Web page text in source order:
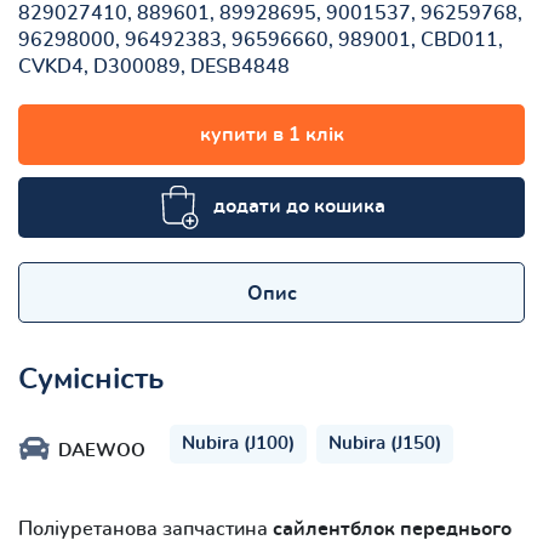
829027410, 889601, 89928695, 9001537, 96259768,
96298000, 96492383, 96596660, 989001, CBD011,
CVKD4, D300089, DESB4848
купити в 1 клік
додати до кошика
Опис
Сумісність
DAEWOO Nubira (J100) Nubira (J150)
Поліуретанова запчастина сайлентблок переднього